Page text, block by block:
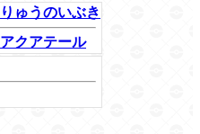
りゅうのいぶき
アクアテール